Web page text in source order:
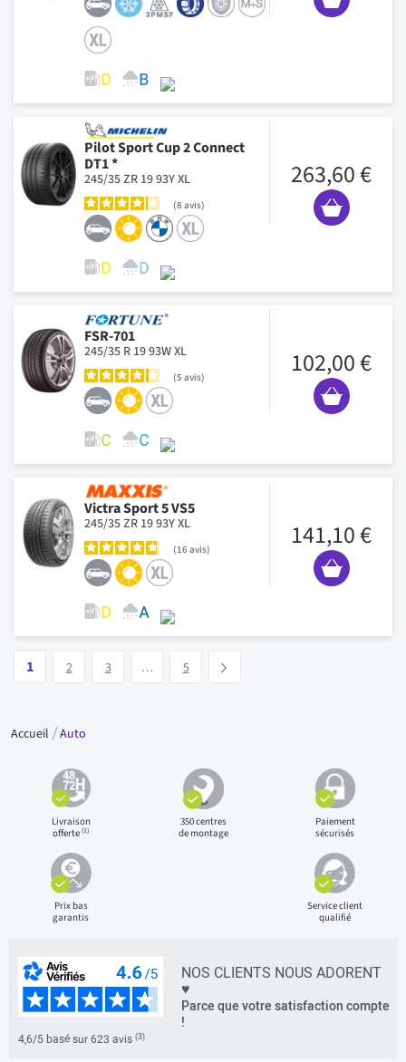
Pilot Sport Cup 2 Connect
DT1 *
245/35 ZR 19 93Y XL
8 avis
263,60 €
FSR-701
245/35 R 19 93W XL
5 avis 102,00 €
Victra Sport 5 VS5
245/35 ZR 19 93Y XL
16avis 141,10 €
Vous lisez actuellement la page
1 2 3 … 5
Accueil Auto
Livraison
offerte(1)
350 centres
de montage
Paiement
sécurisés
Prix bas
garantis
Service client
qualifié
NOS CLIENTS NOUS ADORENT
♥
Parce que votre satisfaction compte
!
4,6/5 basé sur 623 avis (3)